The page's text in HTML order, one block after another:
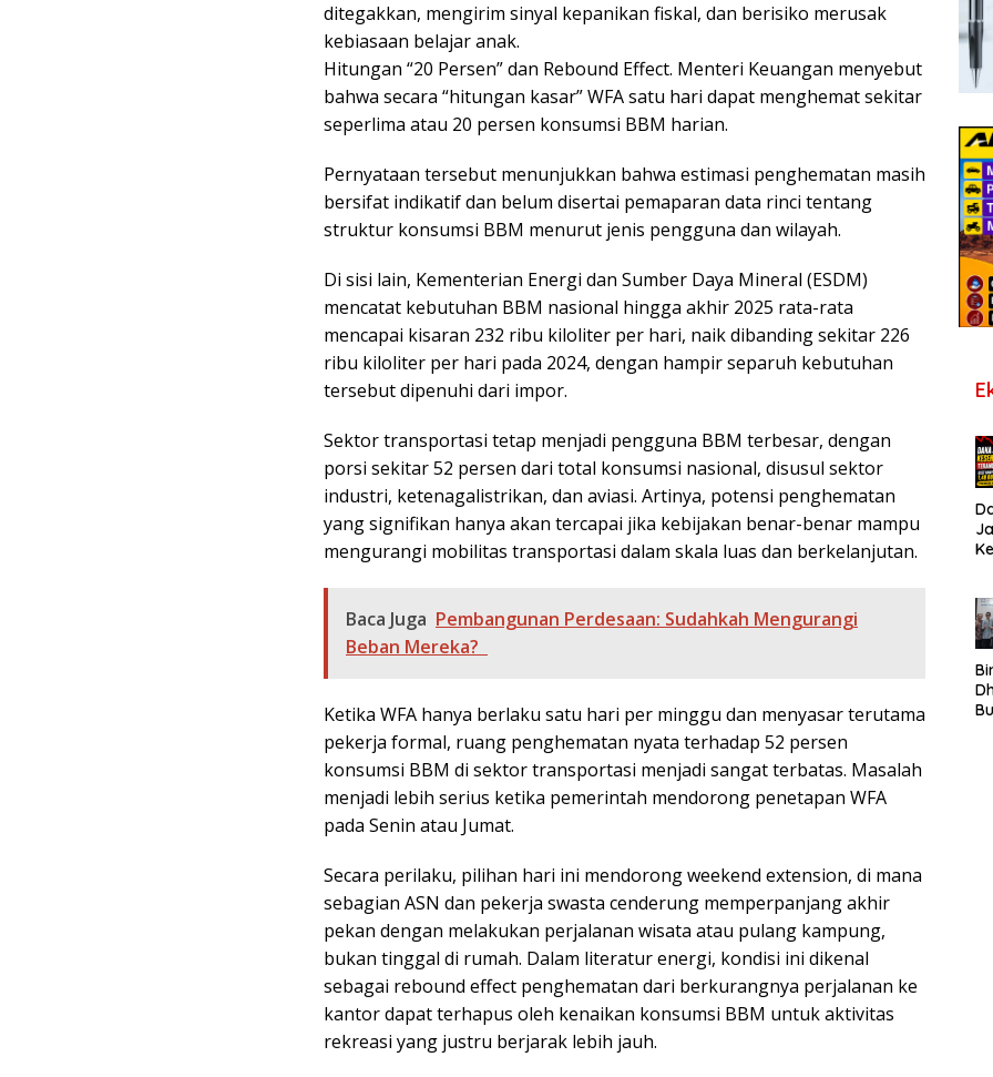
ditegakkan, mengirim sinyal kepanikan fiskal, dan berisiko merusak
kebiasaan belajar anak.
Hitungan “20 Persen” dan Rebound Effect. Menteri Keuangan menyebut
bahwa secara “hitungan kasar” WFA satu hari dapat menghemat sekitar
seperlima atau 20 persen konsumsi BBM harian.
Pernyataan tersebut menunjukkan bahwa estimasi penghematan masih
bersifat indikatif dan belum disertai pemaparan data rinci tentang
struktur konsumsi BBM menurut jenis pengguna dan wilayah.
Di sisi lain, Kementerian Energi dan Sumber Daya Mineral (ESDM)
mencatat kebutuhan BBM nasional hingga akhir 2025 rata-rata
mencapai kisaran 232 ribu kiloliter per hari, naik dibanding sekitar 226
ribu kiloliter per hari pada 2024, dengan hampir separuh kebutuhan
tersebut dipenuhi dari impor.
Sektor transportasi tetap menjadi pengguna BBM terbesar, dengan
porsi sekitar 52 persen dari total konsumsi nasional, disusul sektor
industri, ketenagalistrikan, dan aviasi. Artinya, potensi penghematan
yang signifikan hanya akan tercapai jika kebijakan benar-benar mampu
mengurangi mobilitas transportasi dalam skala luas dan berkelanjutan.
Baca Juga Pembangunan Perdesaan: Sudahkah Mengurangi
Beban Mereka?
Ketika WFA hanya berlaku satu hari per minggu dan menyasar terutama
pekerja formal, ruang penghematan nyata terhadap 52 persen
konsumsi BBM di sektor transportasi menjadi sangat terbatas. Masalah
menjadi lebih serius ketika pemerintah mendorong penetapan WFA
pada Senin atau Jumat.
Secara perilaku, pilihan hari ini mendorong weekend extension, di mana
sebagian ASN dan pekerja swasta cenderung memperpanjang akhir
pekan dengan melakukan perjalanan wisata atau pulang kampung,
bukan tinggal di rumah. Dalam literatur energi, kondisi ini dikenal
sebagai rebound effect penghematan dari berkurangnya perjalanan ke
kantor dapat terhapus oleh kenaikan konsumsi BBM untuk aktivitas
rekreasi yang justru berjarak lebih jauh.